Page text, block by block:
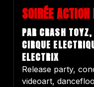
SOIRÉE
PAR CRASH
CIRQUE
ELECTRIX
Release party,
videoart,